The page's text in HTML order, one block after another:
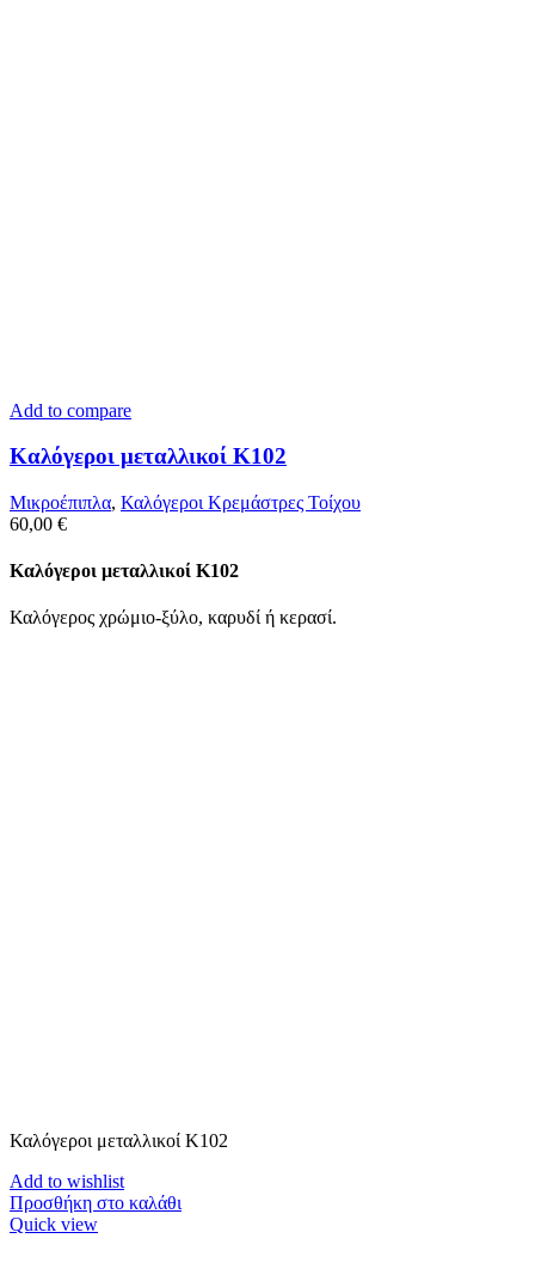
Add to compare
Καλόγεροι μεταλλικοί K102
Μικροέπιπλα, Καλόγεροι Κρεμάστρες Τοίχου
60,00 €
Καλόγεροι μεταλλικοί K102
Καλόγερος χρώμιο-ξύλο, καρυδί ή κερασί.
Καλόγεροι μεταλλικοί K102
Add to wishlist
Προσθήκη στο καλάθι
Quick view